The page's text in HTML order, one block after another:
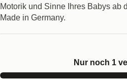
Motorik und Sinne Ihres Babys ab
Made in Germany.
Nur noch 1